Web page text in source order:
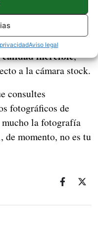
Aviso legal
que hablan de una
. Eso sí, en
calidad increíble,
a la cámara stock.
consultes
fotográficos de
mucho la fotografía
, de momento, no es tu